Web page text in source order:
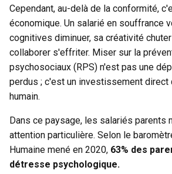
Cependant, au-delà de la conformité,
économique. Un salarié en souffrance
cognitives diminuer, sa créativité
collaborer s'effriter. Miser sur la
psychosociaux (RPS) n'est pas une
perdus ; c'est un investissement direct
humain.
Dans ce paysage, les salariés parents
attention particulière. Selon le
Humaine mené en 2020, 63% des
détresse psychologique.